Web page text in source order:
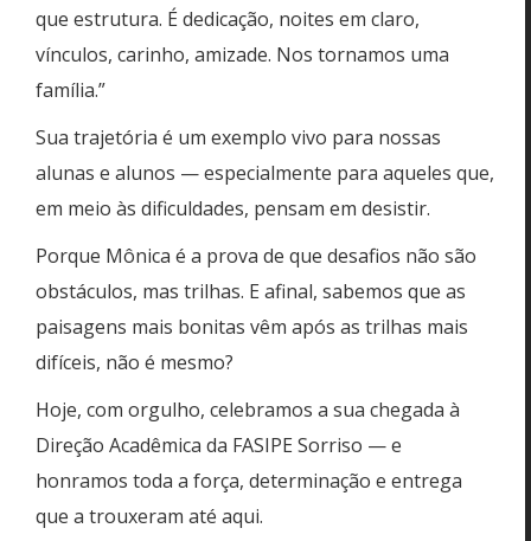
que estrutura. É dedicação, noites em claro,
vínculos, carinho, amizade. Nos tornamos uma
família.”
Sua trajetória é um exemplo vivo para nossas
alunas e alunos — especialmente para aqueles que,
em meio às dificuldades, pensam em desistir.
Porque Mônica é a prova de que desafios não são
obstáculos, mas trilhas. E afinal, sabemos que as
paisagens mais bonitas vêm após as trilhas mais
difíceis, não é mesmo?
Hoje, com orgulho, celebramos a sua chegada à
Direção Acadêmica da FASIPE Sorriso — e
honramos toda a força, determinação e entrega
que a trouxeram até aqui.